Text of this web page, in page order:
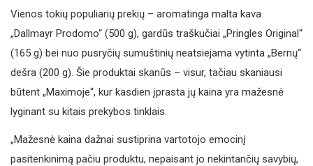
Vienos tokių populiarių prekių – aromatinga malta kava
„Dallmayr Prodomo“ (500 g), gardūs traškučiai „Pringles Original“
(165 g) bei nuo pusryčių sumuštinių neatsiejama vytinta „Bernų“
dešra (200 g). Šie produktai skanūs – visur, tačiau skaniausi
būtent „Maximoje“, kur kasdien įprasta jų kaina yra mažesnė
lyginant su kitais prekybos tinklais.
„Mažesnė kaina dažnai sustiprina vartotojo emocinį
pasitenkinimą pačiu produktu, nepaisant jo nekintančių savybių,